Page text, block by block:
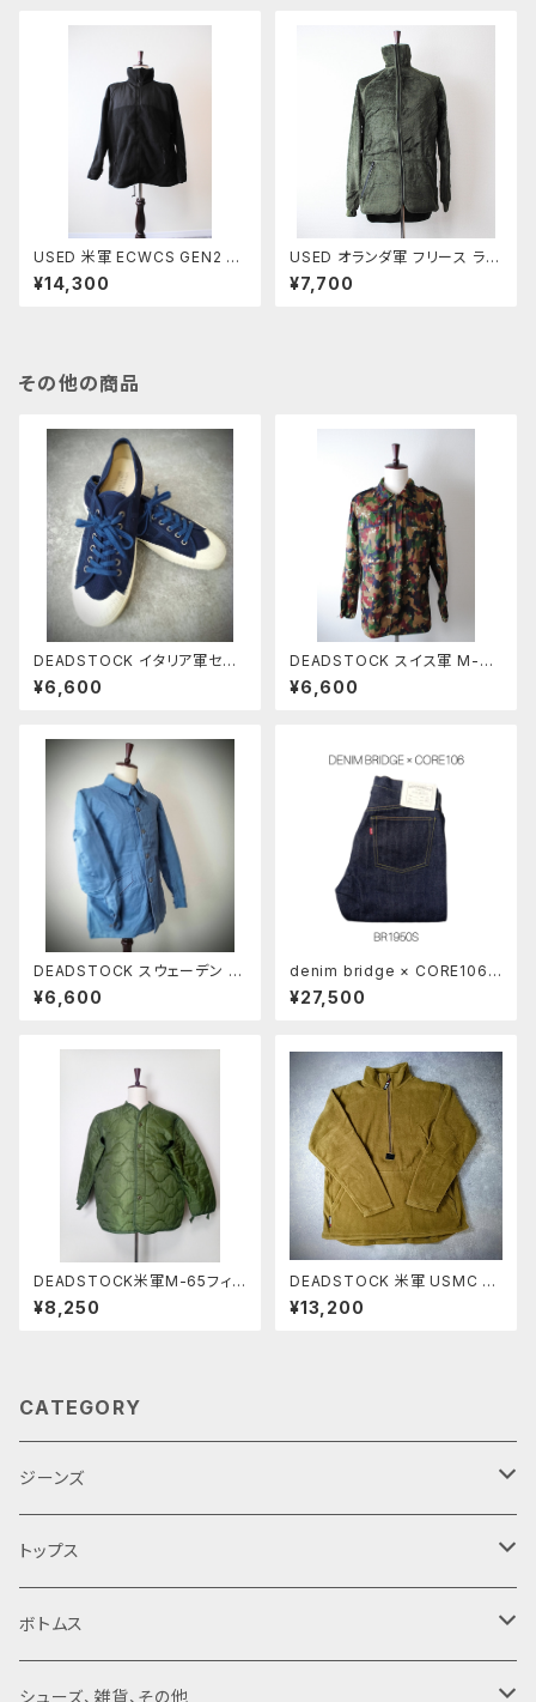
USED 米軍 ECWCS GEN2 ポ
ーラテックフリースジャケット
¥14,300
USED オランダ軍 フリース ライ
ナージャケット
¥7,700
その他の商品
DEADSTOCK イタリア軍セー
ラーシューズ
¥6,600
DEADSTOCK スイス軍 M-83
フィールドジャケット
¥6,600
DEADSTOCK スウェーデン M
59ジャケット サックスブルー
¥6,600
denim bridge × CORE106
「BR1950S」
¥27,500
DEADSTOCK米軍M-65フィ
ールドジャケットライナー
¥8,250
DEADSTOCK 米軍 USMC プ
ルオーバー フリースライナー C
OYOTE BROWN
¥13,200
CATEGORY
ジーンズ
デニムパンツ
デニムジャケット
トップス
ヴィンテージ
デッドストック
現行‥レプリカ
ボトムス
ヴィンテージ
シューズ、雑貨、その他